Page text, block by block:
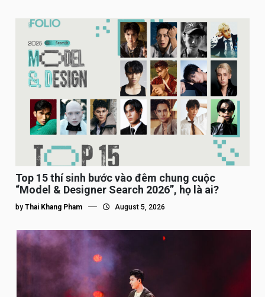
Top 15 thí sinh bước vào đêm chung cuộc
“Model & Designer Search 2026”, họ là ai?
by Thai Khang Pham August 5, 2026